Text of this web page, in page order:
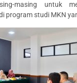
masing untuk
program studi MKN